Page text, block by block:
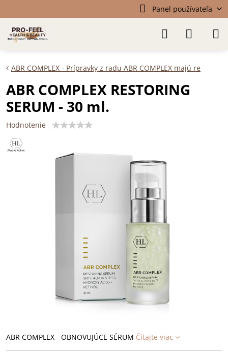
Panel používateľa
ABR COMPLEX - Prípravky z radu ABR COMPLEX majú re
ABR COMPLEX RESTORING
SERUM - 30 ml.
Hodnotenie
ABR COMPLEX - OBNOVUJÚCE SÉRUM Čítajte viac